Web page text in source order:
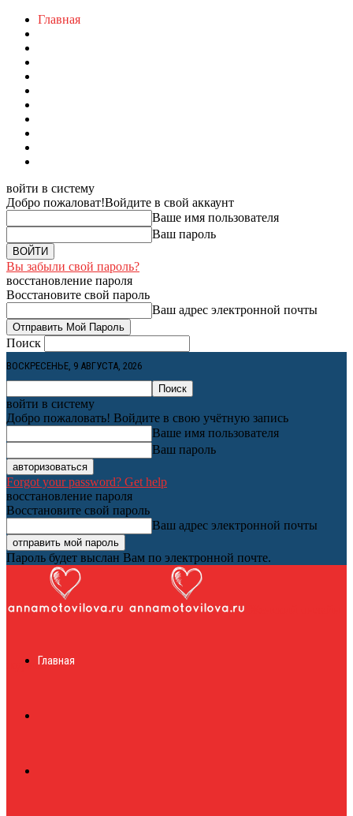
Главная
войти в систему
Добро пожаловат!Войдите в свой аккаунт
Ваше имя пользователя
Ваш пароль
Вы забыли свой пароль?
восстановление пароля
Восстановите свой пароль
Ваш адрес электронной почты
Поиск
ВОСКРЕСЕНЬЕ, 9 АВГУСТА, 2026
войти в систему
Добро пожаловать! Войдите в свою учётную запись
Ваше имя пользователя
Ваш пароль
Forgot your password? Get help
восстановление пароля
Восстановите свой пароль
Ваш адрес электронной почты
Пароль будет выслан Вам по электронной почте.
журналГлавная